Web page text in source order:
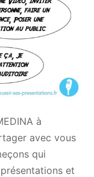
à
avec vous
qui
et